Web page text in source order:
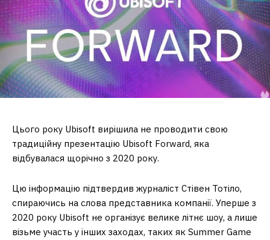
Цього року Ubisoft вирішила не проводити свою
традиційну презентацію Ubisoft Forward, яка
відбувалася щорічно з 2020 року.
Цю інформацію підтвердив журналіст Стівен Тотіло,
спираючись на слова представника компанії. Уперше з
2020 року Ubisoft не організує велике літнє шоу, а лише
візьме участь у інших заходах, таких як Summer Game